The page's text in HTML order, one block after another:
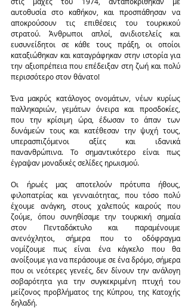
αυτοθυσία στο καθήκον, και προσπάθησαν να
αποκρούσουν τις επιθέσεις του τουρκικού
στρατού. Άνθρωποι απλοί, ανιδιοτελείς και
ευσυνείδητοι σε κάθε τους πράξη, οι οποίοι
καταξιώθηκαν και καταγράφηκαν στην ιστορία για
την αξιοπρέπεια που επέδειξαν στη ζωή και πολύ
περισσότερο στον θάνατο!
Ένα μακρύς κατάλογος ονομάτων, νέων κυρίως
παλληκαριών, γεμάτων όνειρα και προσδοκίες,
που την κρίσιμη ώρα, έδωσαν το άπαν των
δυνάμεών τους και κατέθεσαν την ψυχή τους,
υπερασπιζόμενοι αξίες και ιδανικά
πανανθρώπινα. Το σημαντικότερο είναι πως
έγραψαν μοναδικές σελίδες ηρωισμού.
Οι ήρωές μας αποτελούν πρότυπα ήθους,
φιλοπατρίας και γενναιότητας, που τόσο πολύ
έχουμε ανάγκη, στους χαλεπούς καιρούς που
ζούμε, όπου συνηθίσαμε την τουρκική σημαία
στον Πενταδάκτυλο και παραμένουμε
ανενόχλητοι, σήμερα που το οδόφραγμα
νομίζουμε πως είναι ένα κάγκελο που θα
ανοίξουμε για να περάσουμε σε ένα δρόμο, σήμερα
που οι νεότερες γενεές, δεν δίνουν την ανάλογη
σοβαρότητα για την συγκεκριμένη πτυχή του
μείζονος προβλήματος της Κύπρου, της Κατοχής
δηλαδή.